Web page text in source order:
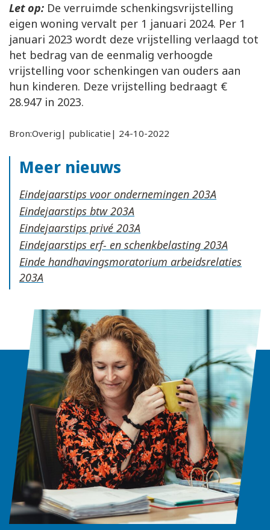
Let op: De verruimde schenkingsvrijstelling
eigen woning vervalt per 1 januari 2024. Per 1
januari 2023 wordt deze vrijstelling verlaagd tot
het bedrag van de eenmalig verhoogde
vrijstelling voor schenkingen van ouders aan
hun kinderen. Deze vrijstelling bedraagt €
28.947 in 2023.
Bron:Overig| publicatie| 24-10-2022
Meer nieuws
Eindejaarstips voor ondernemingen
Eindejaarstips btw
Eindejaarstips privé
Eindejaarstips erf- en schenkbelasting
Einde handhavingsmoratorium arbeidsrelaties